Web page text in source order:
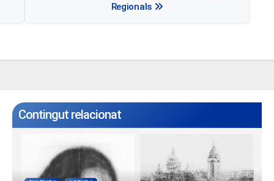
Regionals
Contingut relacionat